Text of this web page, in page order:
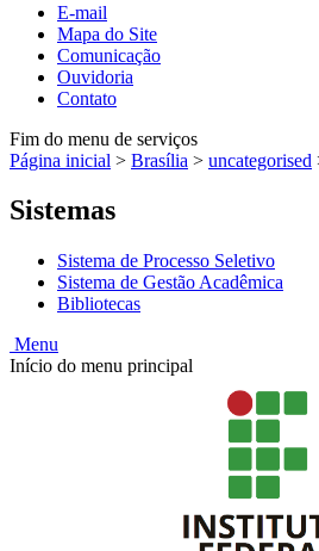
E-mail
Mapa do Site
Comunicação
Ouvidoria
Contato
Fim do menu de serviços
Página inicial > Brasília > uncategorised
Sistemas
Sistema de Processo Seletivo
Sistema de Gestão Acadêmica
Bibliotecas
Menu
Início do menu principal